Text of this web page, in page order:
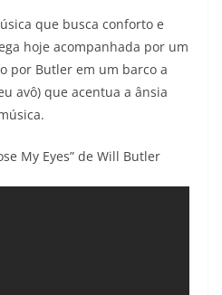
que busca conforto e
hoje acompanhada por um
por Butler em um barco a
avô) que acentua a ânsia
My Eyes” de Will Butler